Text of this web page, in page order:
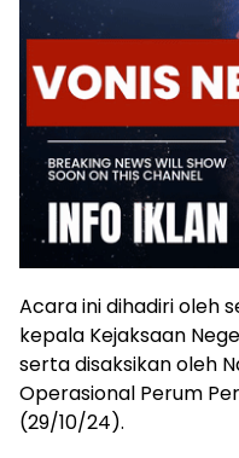
Acara ini dihadiri oleh
kepala Kejaksaan
serta disaksikan oleh
Operasional Perum
(29/10/24).